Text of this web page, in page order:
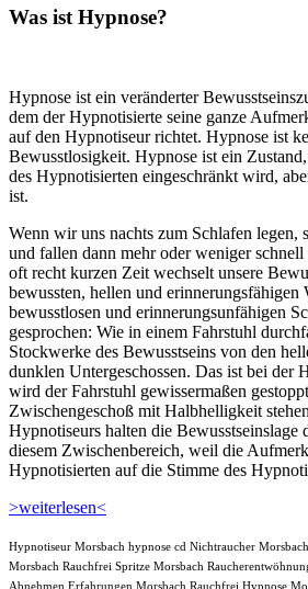
Was ist Hypnose?
Hypnose ist ein veränderter
dem der Hypnotisierte seine ganze
auf den Hypnotiseur richtet. Hypnose ist
Bewusstlosigkeit. Hypnose ist ein
des Hypnotisierten eingeschränkt wird,
ist.
Wenn wir uns nachts zum Schlafen legen,
und fallen dann mehr oder weniger
oft recht kurzen Zeit wechselt unsere
bewussten, hellen und erinnerungsfähigen
bewusstlosen und erinnerungsunfähigen
gesprochen: Wie in einem Fahrstuhl
Stockwerke des Bewusstseins von den
dunklen Untergeschossen. Das ist bei der
wird der Fahrstuhl gewissermaßen
Zwischengeschoß mit Halbhelligkeit
Hypnotiseurs halten die Bewusstseinslage
diesem Zwischenbereich, weil die
Hypnotisierten auf die Stimme des
>weiterlesen<
Hypnotiseur Morsbach hypnose cd Nichtraucher
Morsbach Rauchfrei Spritze Morsbach
Abnehmen Erfahrungen Morsbach Rauchfrei Hypnose